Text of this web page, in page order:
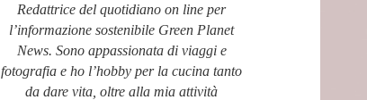
Redattrice del quotidiano on line per
l’informazione sostenibile Green Planet
News. Sono appassionata di viaggi e
fotografia e ho l’hobby per la cucina tanto
da dare vita, oltre alla mia attività